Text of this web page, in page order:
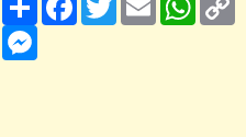
Link